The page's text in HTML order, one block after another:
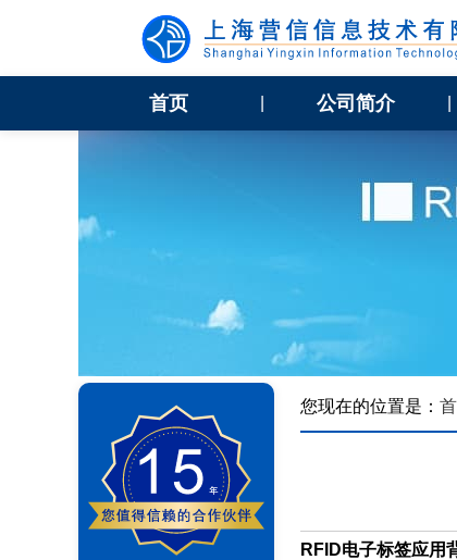
首页 公司简介
您现在的位置是：
RFID电子标签应用